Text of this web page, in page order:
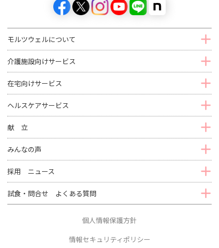
モルツウェルについて
介護施設向けサービス
在宅向けサービス
ヘルスケアサービス
献 立
みんなの声
採用 ニュース
試食・問合せ よくある質問
個人情報保護方針
情報セキュリティポリシー